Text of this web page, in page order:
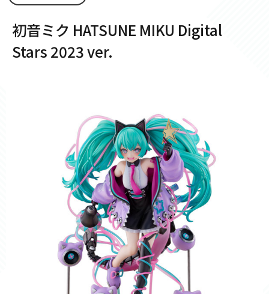
初音ミク HATSUNE MIKU Digital
Stars 2023 ver.